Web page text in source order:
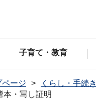
子育て・教育
ージ くらし・手続き
・写し証明